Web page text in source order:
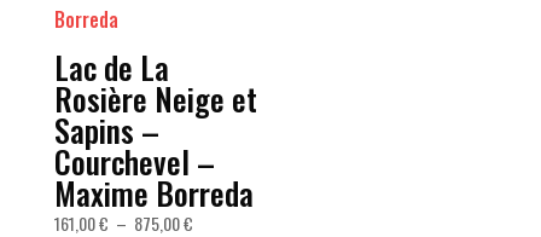
Lac de La
Rosière Neige et
Sapins –
Courchevel –
Maxime Borreda
161,00€ – 875,00€Plage